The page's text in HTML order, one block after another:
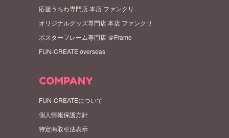
応援うちわ専門店 本店 ファンクリ
オリジナルグッズ専門店 本店 ファンクリ
ポスターフレーム専門店 ＠Frame
FUN-CREATE overseas
COMPANY
FUN-CREATEについて
個人情報保護方針
特定商取引法表示